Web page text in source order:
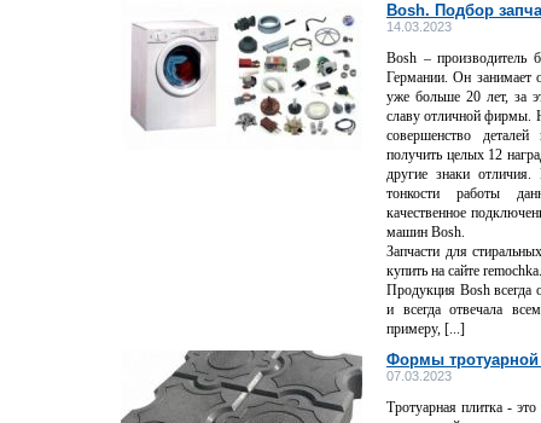
Bosh. Подбор
14.03.2023
Bosh – производитель
Германии. Он занимает
уже больше 20 лет, за
славу отличной фирмы.
совершенство
получить целых 12
другие знаки
тонкости работы
качественное
машин Bosh.
Запчасти для
купить на сайте
Продукция Bosh всегда
и всегда отвечала
примеру, [...]
Формы тротуарной
07.03.2023
Тротуарная плитка -